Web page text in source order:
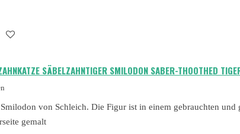
SÄBELZAHNTIGER SMILODON SABER-THOOTHED
von Schleich. Die Figur ist in einem gebrauchten und
gemalt